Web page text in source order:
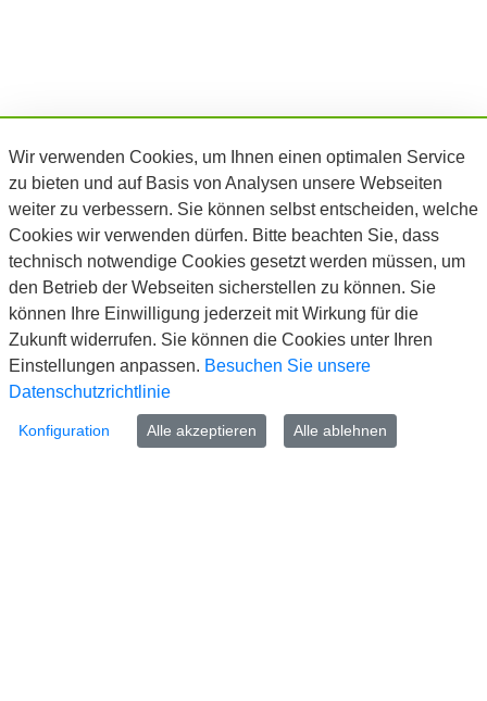
Stadt Langenfeld Rhld.
Der Bürgermeister
Telefon: 02173/794-0
Telefax: 02173/794-99999
E-Mail: info@langenfeld.de
Barrierefreiheit
Wir verwenden Cookies, um Ihnen einen optimalen Service
zu bieten und auf Basis von Analysen unsere Webseiten
weiter zu verbessern. Sie können selbst entscheiden, welche
Cookies wir verwenden dürfen. Bitte beachten Sie, dass
technisch notwendige Cookies gesetzt werden müssen, um
den Betrieb der Webseiten sicherstellen zu können. Sie
können Ihre Einwilligung jederzeit mit Wirkung für die
Zukunft widerrufen. Sie können die Cookies unter Ihren
Einstellungen anpassen. Besuchen Sie unsere
Datenschutzrichtlinie
Konfiguration Alle akzeptieren Alle ablehnen